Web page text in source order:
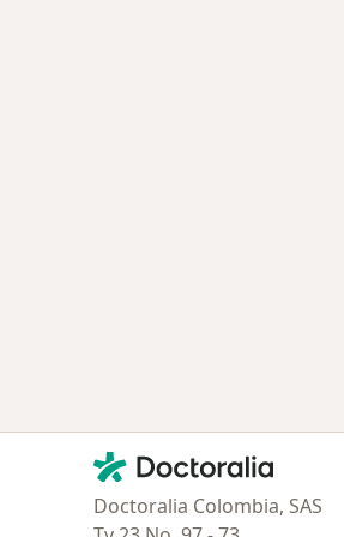
Contacto
Doctoralia - Página de inicio
Doctoralia Colombia, SAS